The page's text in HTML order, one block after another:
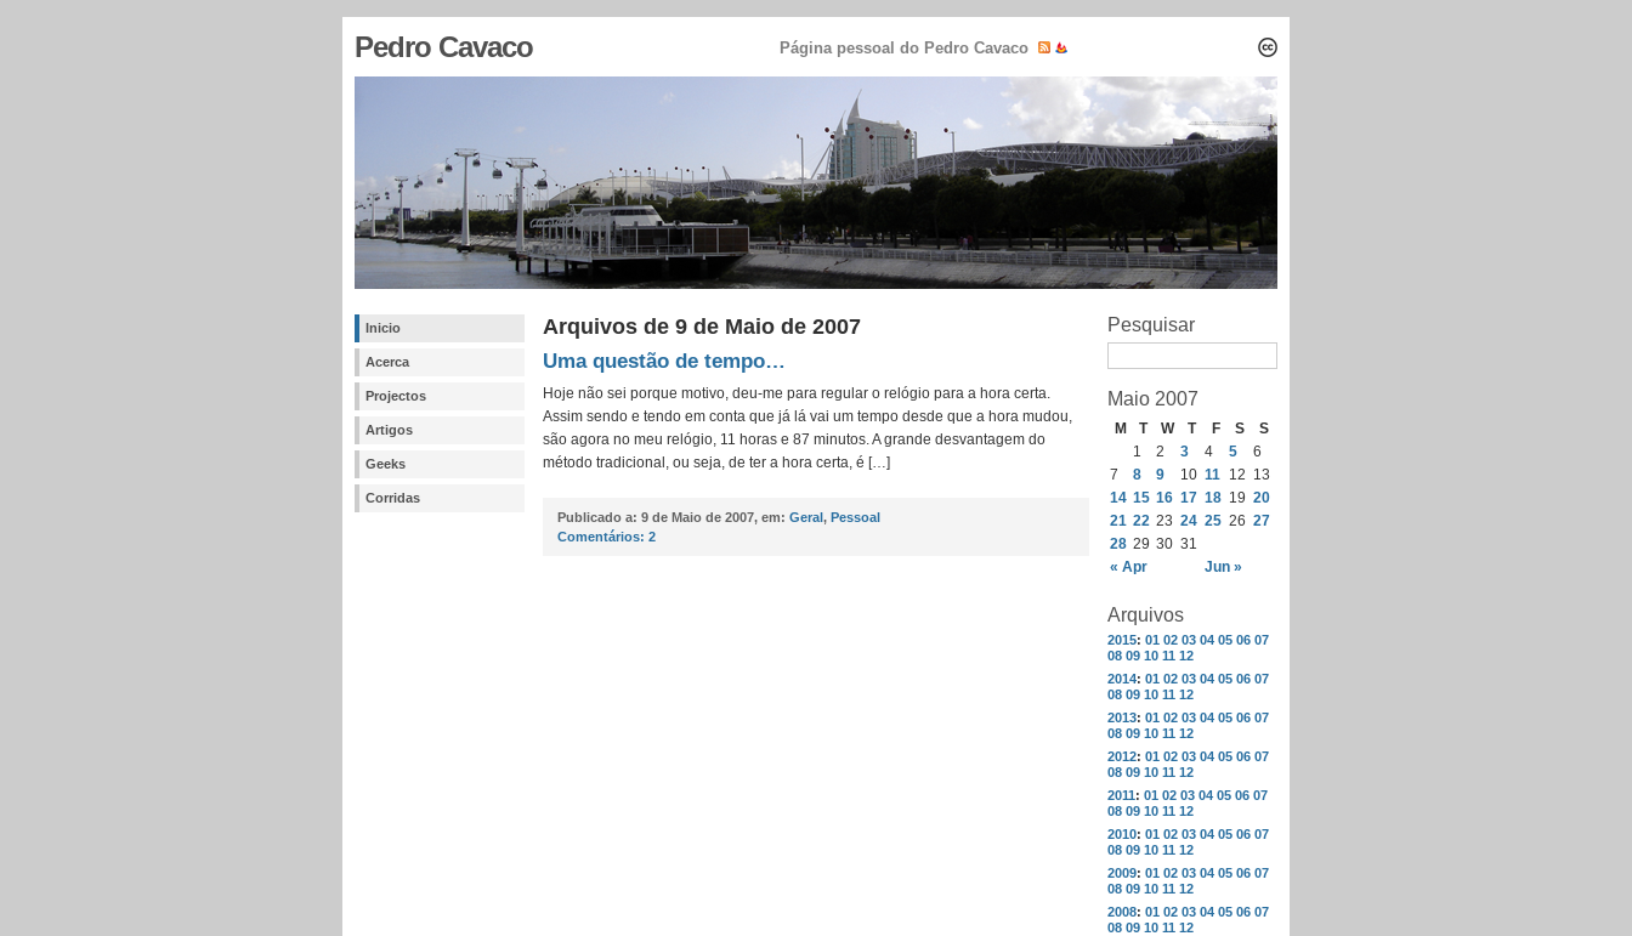
Pedro Cavaco Página pessoal do Pedro Cavaco
Inicio
Acerca
Projectos
Artigos
Geeks
Corridas
Pesquisar
Maio 2007
M T W T F S S
« Apr Jun »
1 2 3 4 5
6
7
8 9 10 11 12 13
14 15 16 17 18 19 20
21 22 23 24 25 26 27
28 29 30 31
Arquivos
2015: 01 02 03 04 05 06 07
08 09 10 11 12
2014: 01 02 03 04 05 06 07
08 09 10 11 12
2013: 01 02 03 04 05 06 07
08 09 10 11 12
2012: 01 02 03 04 05 06 07
08 09 10 11 12
2011: 01 02 03 04 05 06 07
08 09 10 11 12
2010: 01 02 03 04 05 06 07
08 09 10 11 12
2009: 01 02 03 04 05 06 07
08 09 10 11 12
2008: 01 02 03 04 05 06 07
08 09 10 11 12
Arquivos de 9 de Maio de 2007
Uma questão de tempo…
Hoje não sei porque motivo, deu-me para regular o relógio para a hora certa.
Assim sendo e tendo em conta que já lá vai um tempo desde que a hora mudou,
são agora no meu relógio, 11 horas e 87 minutos. A grande desvantagem do
método tradicional, ou seja, de ter a hora certa, é […]
Publicado a: 9 de Maio de 2007, em: Geral, Pessoal
Comentários: 2